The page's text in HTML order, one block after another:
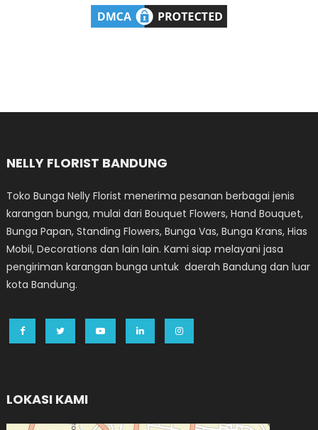
NELLY FLORIST BANDUNG
Toko Bunga Nelly Florist menerima pesanan berbagai jenis
karangan bunga, mulai dari Bouquet Flowers, Hand Bouquet,
Bunga Papan, Standing Flowers, Bunga Vas, Bunga Krans, Hias
Mobil, Decorations dan lain lain. Kami siap melayani jasa
pengiriman karangan bunga untuk daerah Bandung dan luar
kota Bandung.
LOKASI KAMI